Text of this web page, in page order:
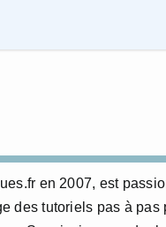
en 2007, est
des tutoriels pas à pas